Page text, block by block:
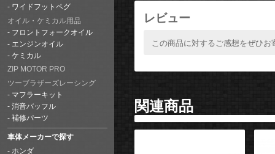
ワイドフットペグ
オイル・ケミカル用品
フロントフォークオイル
エンジンオイル
ケミカル
ZIP MOTOR PRO
ツーブラザーズレーシング
マフラーキット
消音バッフル
補修パーツ
車体メーカーで探す
ホンダ
レビュー
この商品に対するご感想をぜひお
関連商品